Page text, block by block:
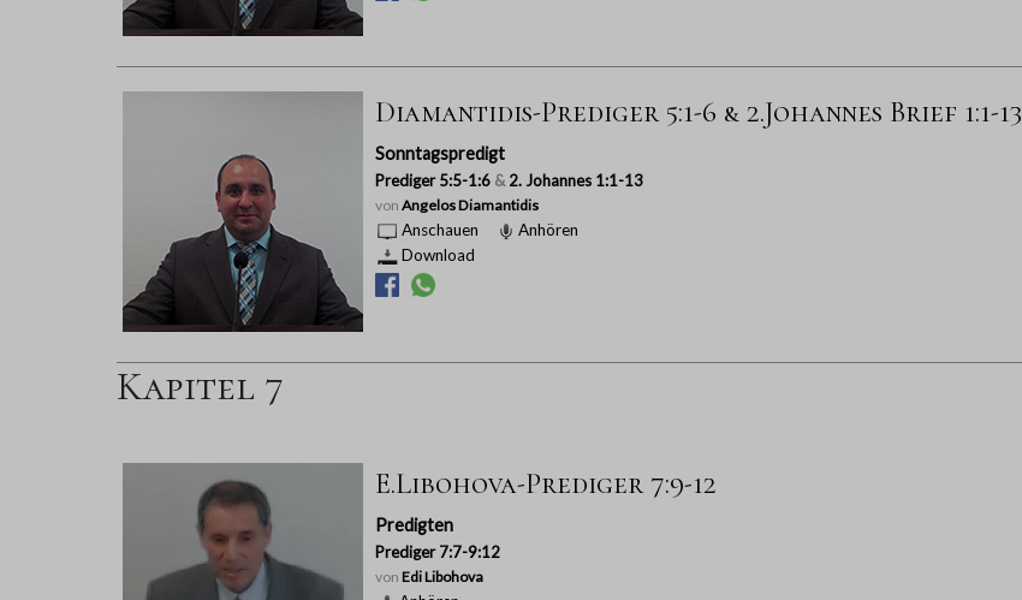
Diamantidis-Prediger 5:1-6 & 2.Johannes Brief 1:1-13
Sonntagspredigt
Prediger 5:5-1:6 & 2. Johannes 1:1-13
von Angelos Diamantidis
Anschauen
Anhören
Download
Kapitel 7
E.Libohova-Prediger 7:9-12
Predigten
Prediger 7:7-9:12
von Edi Libohova